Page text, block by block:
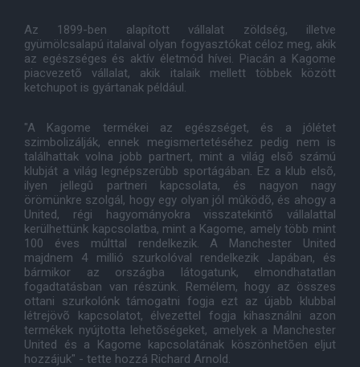
Az 1899-ben alapított vállalat zöldség, illetve
gyümölcsalapú italaival olyan fogyasztókat céloz meg, akik
az egészséges és aktív életmód hívei. Piacán a Kagome
piacvezetõ vállalat, akik italaik mellett többek között
ketchupot is gyártanak például.
"A Kagome termékei az egészséget, és a jólétet
szimbolizálják, ennek megismertetéséhez pedig nem is
találhattak volna jobb partnert, mint a világ elsõ számú
klubját a világ legnépszerûbb sportágában. Ez a klub elsõ,
ilyen jellegû partneri kapcsolata, és nagyon nagy
örömünkre szolgál, hogy egy olyan jól mûködõ, és ahogy a
United, régi hagyományokra visszatekintõ vállalattal
kerülhettünk kapcsolatba, mint a Kagome, amely több mint
100 éves múlttal rendelkezik. A Manchester United
majdnem 4 millió szurkolóval rendelkezik Japában, és
bármikor az országba látogatunk, elmondhatatlan
fogadtatásban van részünk. Remélem, hogy az összes
ottani szurkolónk támogatni fogja ezt az újabb klubbal
létrejövõ kapcsolatot, élvezettel fogja kihasználni azon
termékek nyújtotta lehetõségeket, amelyek a Manchester
United és a Kagome kapcsolatának köszönhetõen eljut
hozzájuk" - tette hozzá Richard Arnold.